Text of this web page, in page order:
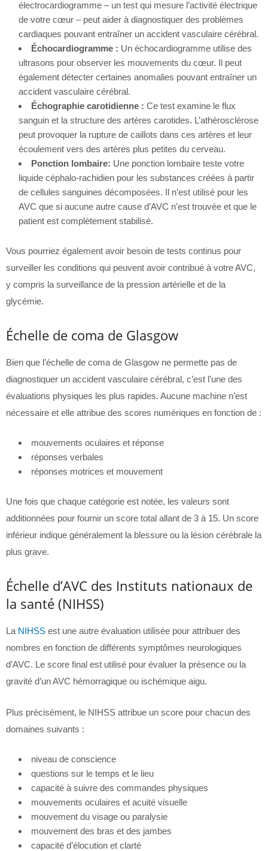
électrocardiogramme – un test qui mesure l’activité électrique
de votre cœur – peut aider à diagnostiquer des problèmes
cardiaques pouvant entraîner un accident vasculaire cérébral.
Échocardiogramme : Un échocardiogramme utilise des
ultrasons pour observer les mouvements du cœur. Il peut
également détecter certaines anomalies pouvant entraîner un
accident vasculaire cérébral.
Échographie carotidienne : Ce test examine le flux
sanguin et la structure des artères carotides. L’athérosclérose
peut provoquer la rupture de caillots dans ces artères et leur
écoulement vers des artères plus petites du cerveau.
Ponction lombaire: Une ponction lombaire teste votre
liquide céphalo-rachidien pour les substances créées à partir
de cellules sanguines décomposées. Il n’est utilisé pour les
AVC que si aucune autre cause d’AVC n’est trouvée et que le
patient est complètement stabilisé.
Vous pourriez également avoir besoin de tests continus pour
surveiller les conditions qui peuvent avoir contribué à votre AVC,
y compris la surveillance de la pression artérielle et de la
glycémie.
Échelle de coma de Glasgow
Bien que l’échelle de coma de Glasgow ne permette pas de
diagnostiquer un accident vasculaire cérébral, c’est l’une des
évaluations physiques les plus rapides. Aucune machine n’est
nécessaire et elle attribue des scores numériques en fonction de :
mouvements oculaires et réponse
réponses verbales
réponses motrices et mouvement
Une fois que chaque catégorie est notée, les valeurs sont
additionnées pour fournir un score total allant de 3 à 15. Un score
inférieur indique généralement la blessure ou la lésion cérébrale la
plus grave.
Échelle d’AVC des Instituts nationaux de
la santé (NIHSS)
La NIHSS est une autre évaluation utilisée pour attribuer des
nombres en fonction de différents symptômes neurologiques
d’AVC. Le score final est utilisé pour évaluer la présence ou la
gravité d’un AVC hémorragique ou ischémique aigu.
Plus précisément, le NIHSS attribue un score pour chacun des
domaines suivants :
niveau de conscience
questions sur le temps et le lieu
capacité à suivre des commandes physiques
mouvements oculaires et acuité visuelle
mouvement du visage ou paralysie
mouvement des bras et des jambes
capacité d’élocution et clarté